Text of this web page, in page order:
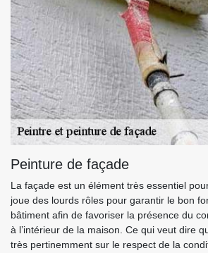
Peinture de façade
La façade est un élément très essentiel
joue des lourds rôles pour garantir le bon
bâtiment afin de favoriser la présence du
à l’intérieur de la maison. Ce qui veut dire
très pertinemment sur le respect de la